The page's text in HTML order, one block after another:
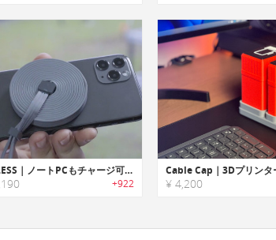
CABLESS｜ノートPCもチャージ可能な15-in-1充電ケーブル「ケーブレス」
+922 ¥ 4,200